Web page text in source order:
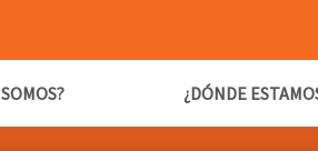
¿DÓNDE